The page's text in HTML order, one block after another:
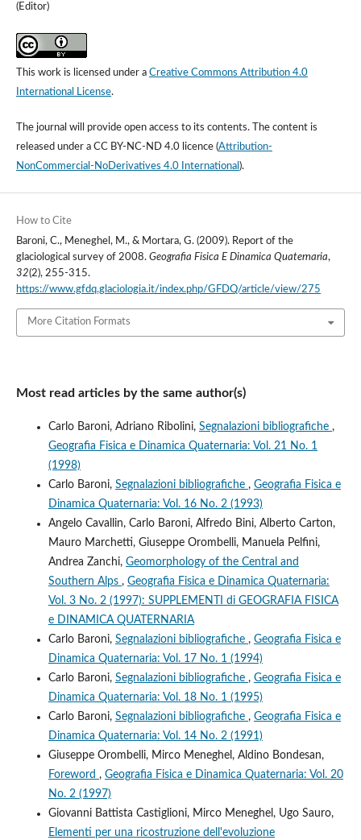
(Editor)
This work is licensed under a Creative Commons Attribution 4.0
International License.
The journal will provide open access to its contents.The content is
released under a CC BY-NC-ND 4.0 licence(Attribution-
NonCommercial-NoDerivatives 4.0 International ).
How to Cite
Baroni, C., Meneghel, M., & Mortara, G. (2009). Report of the
glaciological survey of 2008. Geografia Fisica E Dinamica Quaternaria,
32(2), 255-315.
https://www.gfdq.glaciologia.it/index.php/GFDQ/article/view/275
More Citation Formats
Most read articles by the same author(s)
Carlo Baroni, Adriano Ribolini, Segnalazioni bibliografiche ,
Geografia Fisica e Dinamica Quaternaria: Vol. 21 No. 1
(1998)
Carlo Baroni, Segnalazioni bibliografiche , Geografia Fisica e
Dinamica Quaternaria: Vol. 16 No. 2 (1993)
Angelo Cavallin, Carlo Baroni, Alfredo Bini, Alberto Carton,
Mauro Marchetti, Giuseppe Orombelli, Manuela Pelfini,
Andrea Zanchi, Geomorphology of the Central and
Southern Alps , Geografia Fisica e Dinamica Quaternaria:
Vol. 3 No. 2 (1997): SUPPLEMENTI di GEOGRAFIA FISICA
e DINAMICA QUATERNARIA
Carlo Baroni, Segnalazioni bibliografiche , Geografia Fisica e
Dinamica Quaternaria: Vol. 17 No. 1 (1994)
Carlo Baroni, Segnalazioni bibliografiche , Geografia Fisica e
Dinamica Quaternaria: Vol. 18 No. 1 (1995)
Carlo Baroni, Segnalazioni bibliografiche , Geografia Fisica e
Dinamica Quaternaria: Vol. 14 No. 2 (1991)
Giuseppe Orombelli, Mirco Meneghel, Aldino Bondesan,
Foreword , Geografia Fisica e Dinamica Quaternaria: Vol. 20
No. 2 (1997)
Giovanni Battista Castiglioni, Mirco Meneghel, Ugo Sauro,
Elementi per una ricostruzione dell'evoluzione